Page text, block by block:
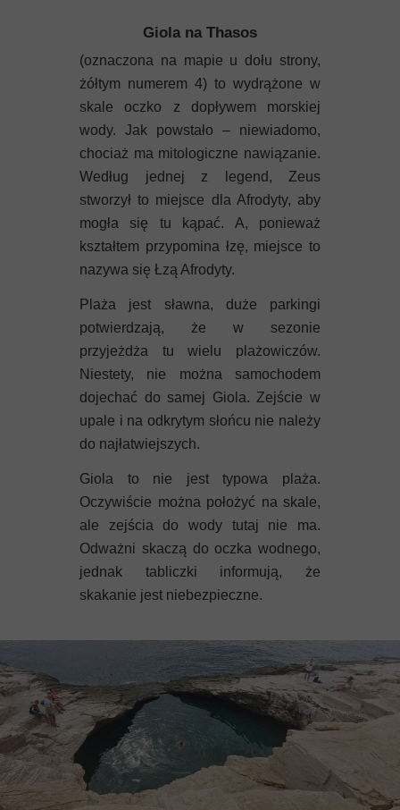
Giola na Thasos
(oznaczona na mapie u dołu strony,
żółtym numerem 4) to wydrążone w
skale oczko z dopływem morskiej
wody. Jak powstało – niewiadomo,
chociaż ma mitologiczne nawiązanie.
Według jednej z legend, Zeus
stworzył to miejsce dla Afrodyty, aby
mogła się tu kąpać. A, ponieważ
kształtem przypomina łzę, miejsce to
nazywa się Łzą Afrodyty.
Plaża jest sławna, duże parkingi
potwierdzają, że w sezonie
przyjeżdża tu wielu plażowiczów.
Niestety, nie można samochodem
dojechać do samej Giola. Zejście w
upale i na odkrytym słońcu nie należy
do najłatwiejszych.
Giola to nie jest typowa plaża.
Oczywiście można położyć na skale,
ale zejścia do wody tutaj nie ma.
Odważni skaczą do oczka wodnego,
jednak tabliczki informują, że
skakanie jest niebezpieczne.